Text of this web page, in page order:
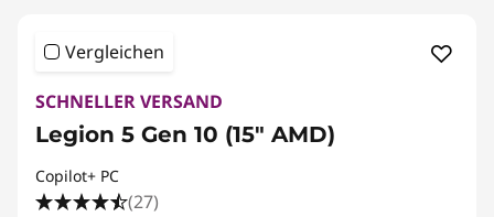
Vergleichen
SCHNELLER VERSAND
Legion 5 Gen 10 (15" AMD)
Copilot+ PC
(27)